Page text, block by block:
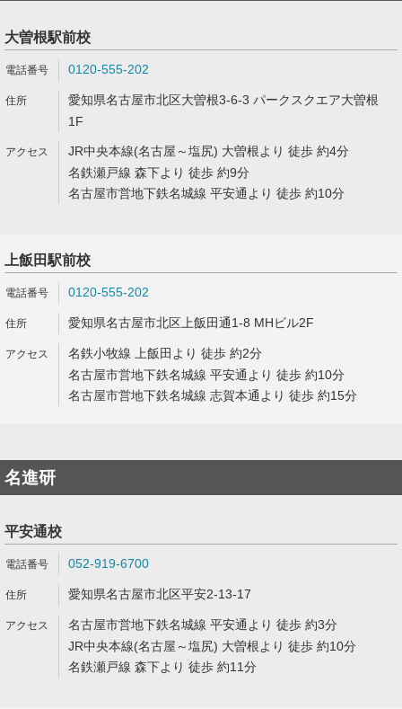
大曽根駅前校
0120-555-202
愛知県名古屋市北区大曽根3-6-3 パークスクエア大曽根
1F
JR中央本線(名古屋～塩尻) 大曽根より 徒歩 約4分
名鉄瀬戸線 森下より 徒歩 約9分
名古屋市営地下鉄名城線 平安通より 徒歩 約10分
上飯田駅前校
0120-555-202
愛知県名古屋市北区上飯田通1-8 MHビル2F
名鉄小牧線 上飯田より 徒歩 約2分
名古屋市営地下鉄名城線 平安通より 徒歩 約10分
名古屋市営地下鉄名城線 志賀本通より 徒歩 約15分
名進研
平安通校
052-919-6700
愛知県名古屋市北区平安2-13-17
名古屋市営地下鉄名城線 平安通より 徒歩 約3分
JR中央本線(名古屋～塩尻) 大曽根より 徒歩 約10分
名鉄瀬戸線 森下より 徒歩 約11分